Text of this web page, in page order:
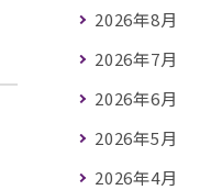
2026年8月
2026年7月
2026年6月
2026年5月
2026年4月